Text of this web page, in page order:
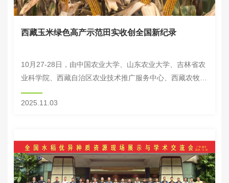
西藏玉米绿色高产示范田实收创全国新纪录
10月27-28日，由中国农业大学、山东农业大学、吉林省农
业科学院、西藏自治区农业技术推广服务中心、西藏农牧大
学及林芝市农牧技术推广中心等单位专家组成的专家组，对
位于西藏自治区林芝市米瑞乡玉荣增村，由...
2025.11.03